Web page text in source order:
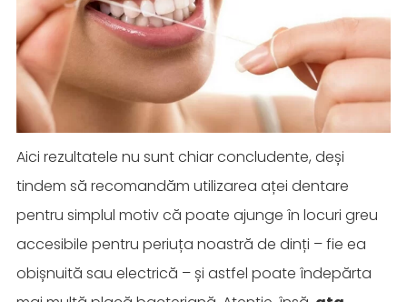
Aici rezultatele nu sunt chiar concludente, deși
tindem să recomandăm utilizarea aței dentare
pentru simplul motiv că poate ajunge în locuri greu
accesibile pentru periuța noastră de dinți – fie ea
obișnuită sau electrică – și astfel poate îndepărta